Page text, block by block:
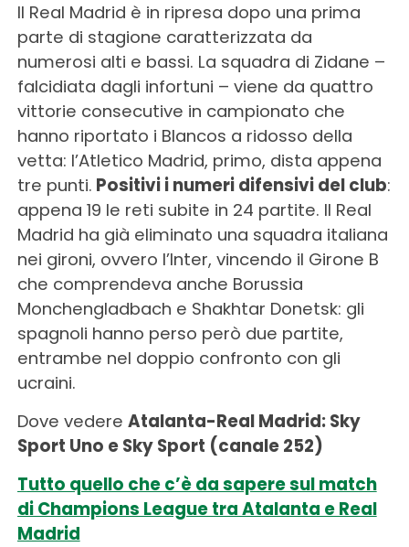
Il Real Madrid è in ripresa dopo una prima
parte di stagione caratterizzata da
numerosi alti e bassi. La squadra di Zidane –
falcidiata dagli infortuni – viene da quattro
vittorie consecutive in campionato che
hanno riportato i Blancos a ridosso della
vetta: l’Atletico Madrid, primo, dista appena
tre punti. Positivi i numeri difensivi del club:
appena 19 le reti subite in 24 partite. Il Real
Madrid ha già eliminato una squadra italiana
nei gironi, ovvero l’Inter, vincendo il Girone B
che comprendeva anche Borussia
Monchengladbach e Shakhtar Donetsk: gli
spagnoli hanno perso però due partite,
entrambe nel doppio confronto con gli
ucraini.
Dove vedere Atalanta-Real Madrid: Sky
Sport Uno e Sky Sport (canale 252)
Tutto quello che c’è da sapere sul match
di Champions League tra Atalanta e Real
Madrid